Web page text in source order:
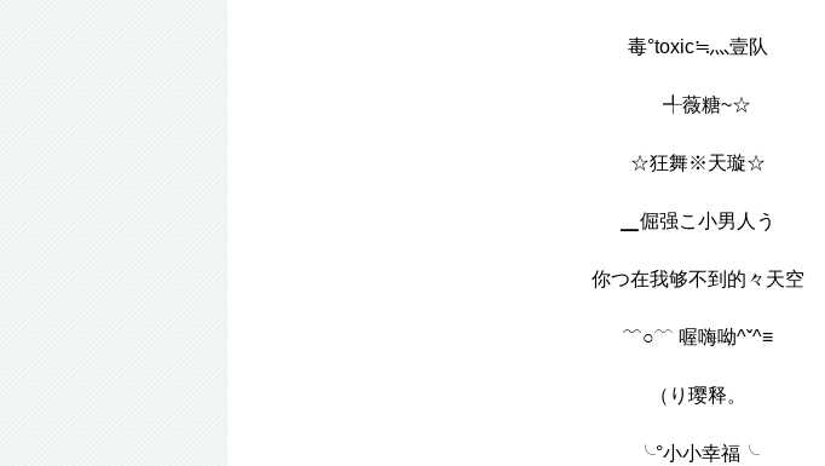
毒°toxic≒灬壹队
ゞ╃薇糖~☆
☆狂舞※天璇☆
▁倔强こ小男人う
你つ在我够不到的々天空
﹌○﹋ 喔嗨呦^ˇ^≡
（り璎释。
╰°小小幸福╰